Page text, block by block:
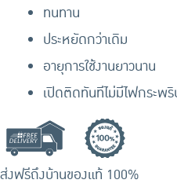
ทนทาน
ประหยัดกว่าเดิม
อายุการใช้งานยาวนาน
เปิดติดทันทีไม่มีไฟกระพ
ส่งฟรีถึงบ้านของแท้ 100%